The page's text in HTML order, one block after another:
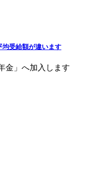
均受給額が違います
金」へ加入します